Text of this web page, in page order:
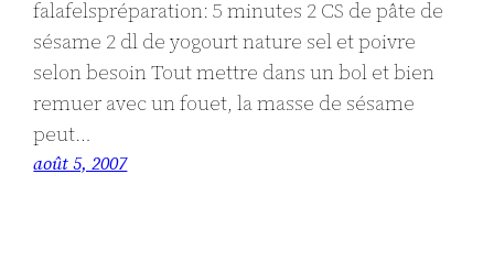
falafelspréparation: 5 minutes 2 CS de pâte de
sésame 2 dl de yogourt nature sel et poivre
selon besoin Tout mettre dans un bol et bien
remuer avec un fouet, la masse de sésame
peut…
août 5, 2007